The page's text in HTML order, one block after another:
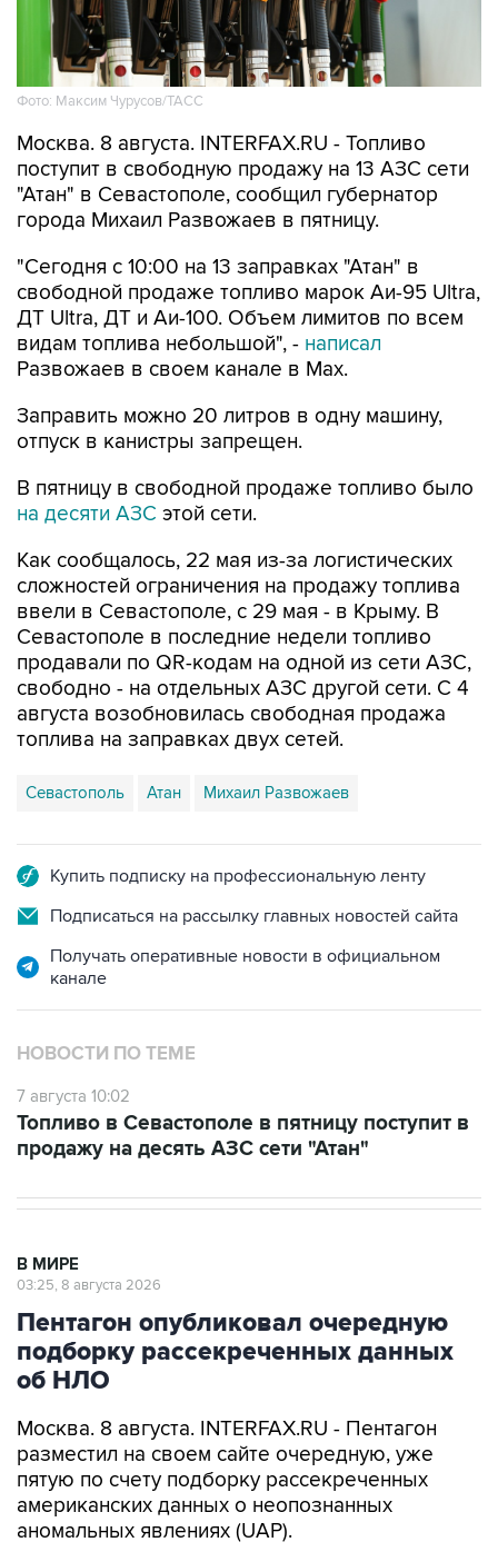
Фото: Максим Чурусов/ТАСС
Москва. 8 августа. INTERFAX.RU - Топливо
поступит в свободную продажу на 13 АЗС сети
"Атан" в Севастополе, сообщил губернатор
города Михаил Развожаев в пятницу.
"Сегодня с 10:00 на 13 заправках "Атан" в
свободной продаже топливо марок Аи-95 Ultra,
ДТ Ultra, ДТ и Аи-100. Объем лимитов по всем
видам топлива небольшой", - написал
Развожаев в своем канале в Max.
Заправить можно 20 литров в одну машину,
отпуск в канистры запрещен.
В пятницу в свободной продаже топливо было
на десяти АЗС этой сети.
Как сообщалось, 22 мая из-за логистических
сложностей ограничения на продажу топлива
ввели в Севастополе, с 29 мая - в Крыму. В
Севастополе в последние недели топливо
продавали по QR-кодам на одной из сети АЗС,
свободно - на отдельных АЗС другой сети. С 4
августа возобновилась свободная продажа
топлива на заправках двух сетей.
Севастополь Атан Михаил Развожаев
Купить подписку на профессиональную ленту
Подписаться на рассылку главных новостей сайта
Получать оперативные новости в официальном
канале
НОВОСТИ ПО ТЕМЕ
7 августа 10:02
Топливо в Севастополе в пятницу поступит в
продажу на десять АЗС сети "Атан"
В МИРЕ
03:25, 8 августа 2026
Пентагон опубликовал очередную
подборку рассекреченных данных
об НЛО
Москва. 8 августа. INTERFAX.RU - Пентагон
разместил на своем сайте очередную, уже
пятую по счету подборку рассекреченных
американских данных о неопознанных
аномальных явлениях (UAP).